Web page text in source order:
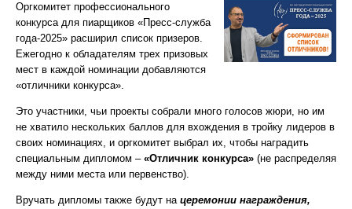
Оргкомитет профессионального
конкурса для пиарщиков «Пресс-служба
года-2025» расширил список призеров.
Ежегодно к обладателям трех призовых
мест в каждой номинации добавляются
«отличники конкурса».
Это участники, чьи проекты собрали много голосов жюри, но им
не хватило нескольких баллов для вхождения в тройку лидеров в
своих номинациях, и оргкомитет выбрал их, чтобы наградить
специальным дипломом – «Отличник конкурса» (не распределяя
между ними места или первенство).
Вручать дипломы также будут на церемонии награждения,